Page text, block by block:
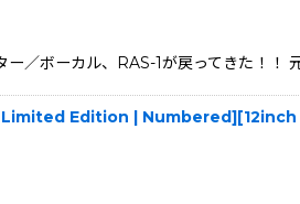
ボーカル、RAS-1が戻ってきた！
Edition | Numbered][12inch |